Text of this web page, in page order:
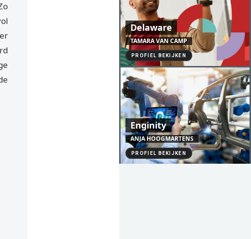
Delaware
TAMARA VAN CAMP
PROFIEL BEKIJKEN
Enginity
ANJA HOOGMARTENS
PROFIEL BEKIJKEN